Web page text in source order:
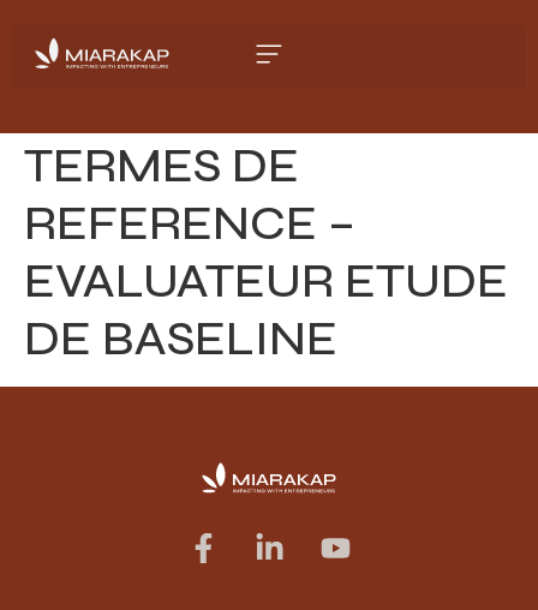
TERMES DE
REFERENCE –
EVALUATEUR ETUDE
DE BASELINE